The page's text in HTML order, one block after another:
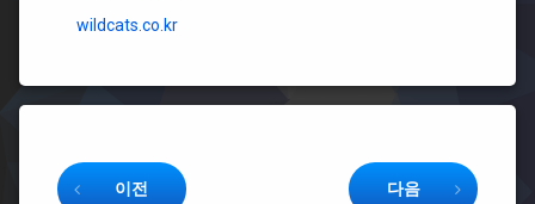
wildcats.co.kr
이전 다음